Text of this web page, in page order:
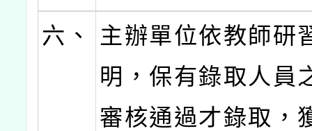
六、
主辦單位依教師研
明，保有錄取人員
審核通過才錄取，